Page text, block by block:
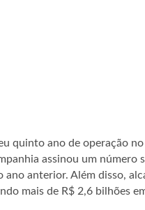
quinto ano de operação no
assinou um número
anterior. Além disso,
mais de R$ 2,6 bilhões